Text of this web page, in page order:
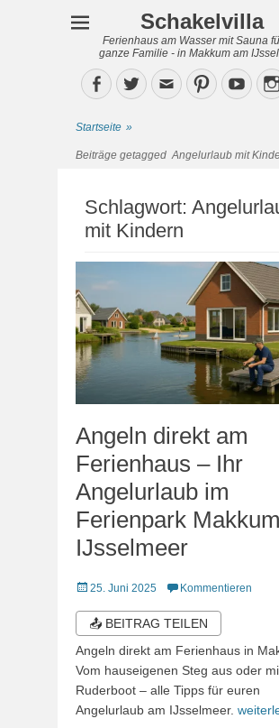
Schakelvilla
Ferienhaus am Wasser mit Sauna
ganze Familie - in Makkum am
Facebook
TwitterEmailPinterest
Startseite »
Beiträge getaggedAngelurlaub mit
Schlagwort:
mit Kindern
Angeln direkt am
Ferienhaus – Ihr
Angelurlaub im
Ferienpark
IJsselmeer
Veröffentlicht
25. Juni 2025 Kommentieren
📤 BEITRAG TEILEN
Angeln direkt am Ferienhaus in
Vom hauseigenen Steg aus oder
Ruderboot – alle Tipps für euren
Angelurlaub am IJsselmeer.